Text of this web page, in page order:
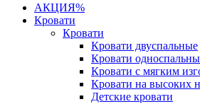
АКЦИЯ%
Кровати
Кровати
Кровати двуспальные
Кровати
Кровати с мягким
Кровати на высоких
Детские кровати